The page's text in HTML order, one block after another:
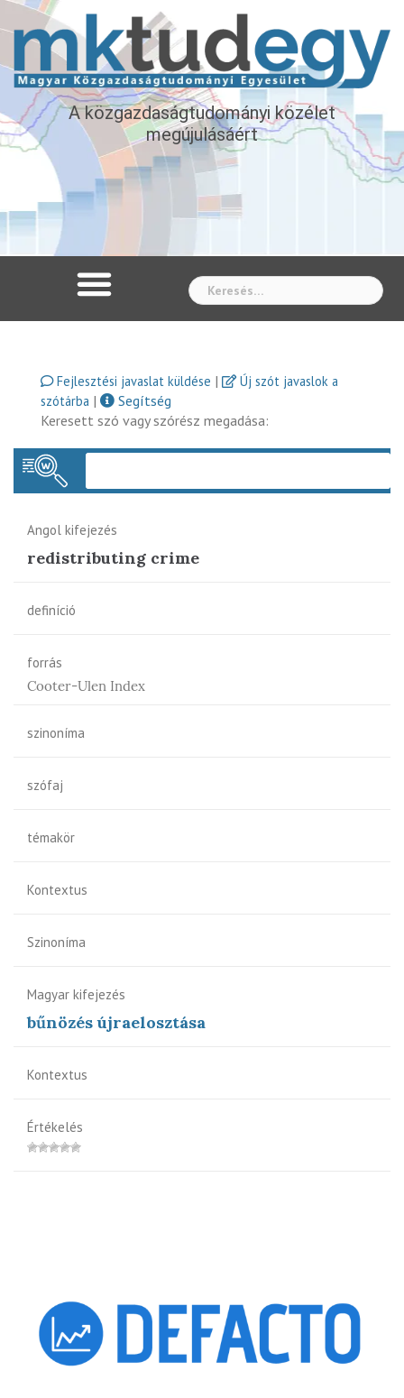
A közgazdaságtudományi közélet
megújulásáért
Fejlesztési javaslat küldése |
Új szót javaslok a
szótárba |
Segítség
Keresett szó vagy szórész megadása:
Angol kifejezés
redistributing crime
definíció
forrás
Cooter-Ulen Index
szinoníma
szófaj
témakör
Kontextus
Szinoníma
Magyar kifejezés
bűnözés újraelosztása
Kontextus
Értékelés